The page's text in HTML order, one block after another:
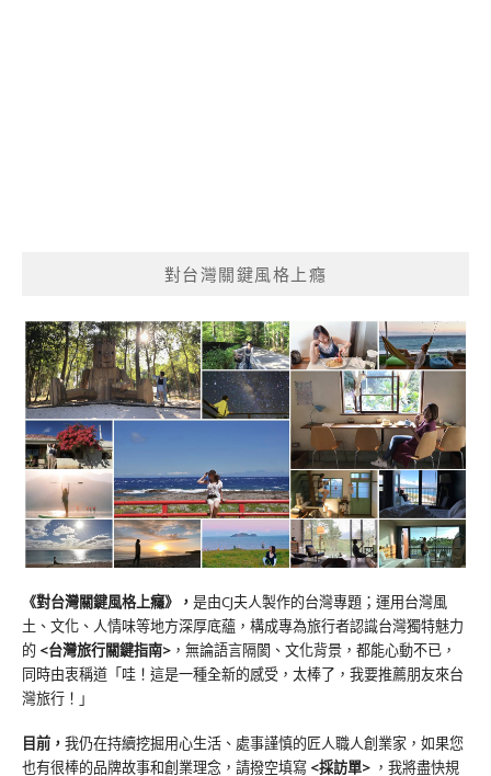
對台灣關鍵風格上癮
《對台灣關鍵風格上癮》 ， 是由CJ夫人製作的台灣專題；運用台灣風
土、文化、人情味等地方深厚底蘊，構成專為旅行者認識台灣獨特魅力
的 <台灣旅行關鍵指南> ，無論語言隔閡、文化背景，都能心動不已，
同時由衷稱道「哇！這是一種全新的感受，太棒了，我要推薦朋友來台
灣旅行！」
目前， 我仍在持續挖掘用心生活、處事謹慎的匠人職人創業家，如果您
也有很棒的品牌故事和創業理念，請撥空填寫 <採訪單> ，我將盡快規